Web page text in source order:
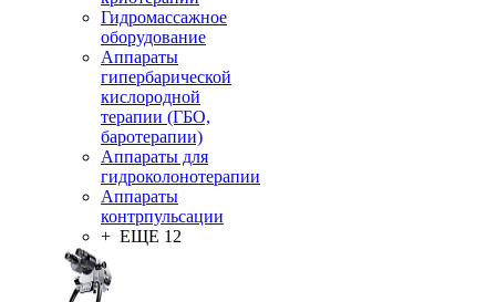
Гидромассажное
оборудование
Аппараты
гипербарической
кислородной
терапии (ГБО,
баротерапии)
Аппараты для
гидроколонотерапии
Аппараты
контрпульсации
+ ЕЩЕ 12